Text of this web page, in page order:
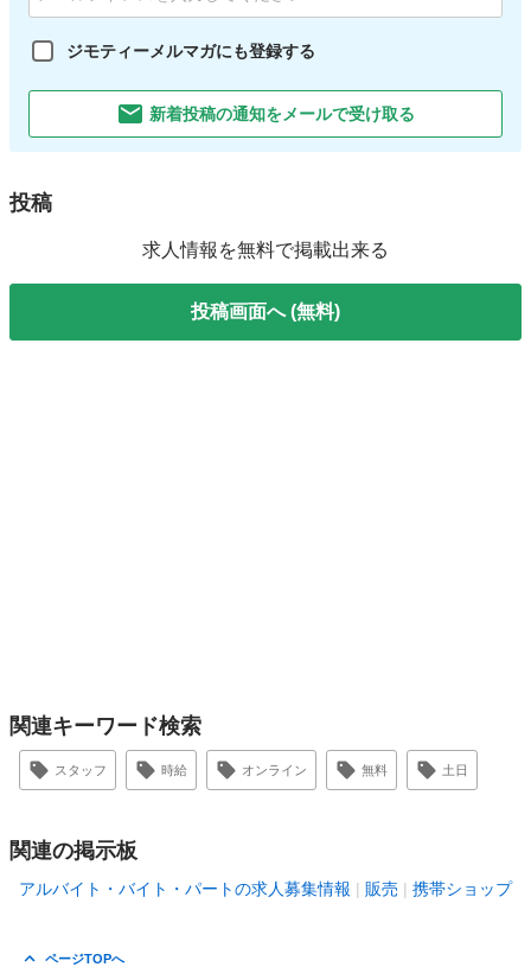
ジモティーメルマガにも登録する
新着投稿の通知をメールで受け取る
投稿
求人情報を無料で掲載出来る
投稿画面へ (無料)
関連キーワード検索
スタッフ 時給 オンライン 無料 土日
関連の掲示板
アルバイト・バイト・パートの求人募集情報 販売 携帯ショップ
ページTOPへ